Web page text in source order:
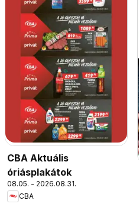
CBA Aktuális
óriásplakátok
08.05. - 2026.08.31.
CBA